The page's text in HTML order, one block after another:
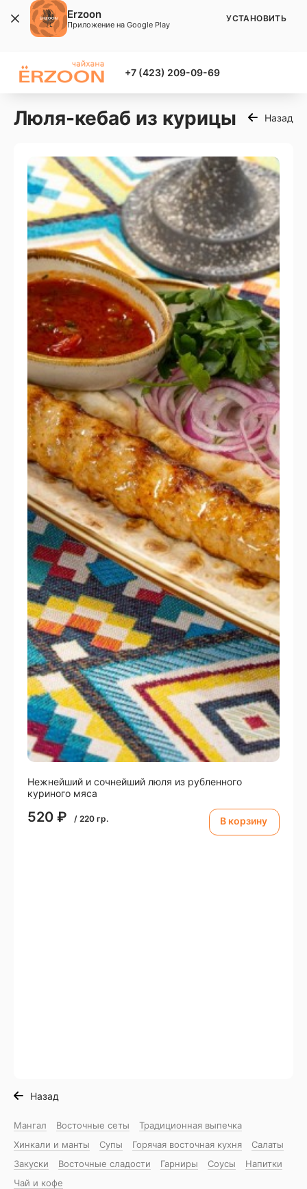
+7 (423) 209-09-69
Люля-кебаб из курицы Назад
Нежнейший и сочнейший люля из рубленного
куриного мяса
520 ₽ / 220 гр. В корзину
Назад
Мангал Восточные сеты
Традиционная выпечка
Хинкали и манты
Супы Горячая восточная куxня
Салаты
Закуски
Восточные сладости Гарниры Соусы
Напитки
Чай и кофе
Erzoon
Приложение на Google Play
УСТАНОВИТЬ